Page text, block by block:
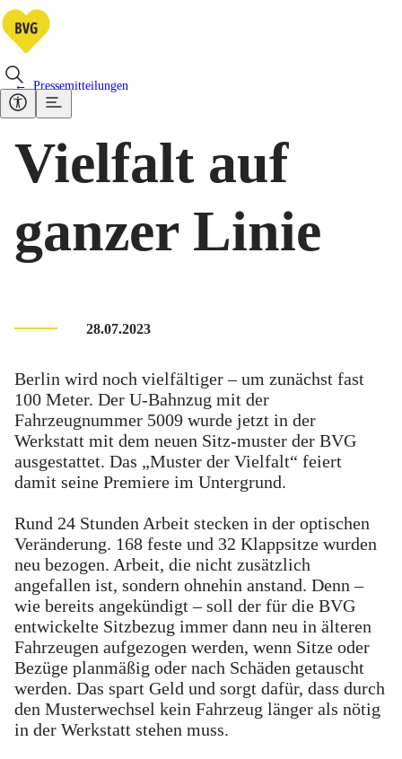
Pressemitteilungen
Vielfalt auf
ganzer Linie
28.07.2023
Berlin wird noch vielfältiger – um zunächst fast
100 Meter. Der U-Bahnzug mit der
Fahrzeugnummer 5009 wurde jetzt in der
Werkstatt mit dem neuen Sitz-muster der BVG
ausgestattet. Das „Muster der Vielfalt“ feiert
damit seine Premiere im Untergrund.
Rund 24 Stunden Arbeit stecken in der optischen
Veränderung. 168 feste und 32 Klappsitze wurden
neu bezogen. Arbeit, die nicht zusätzlich
angefallen ist, sondern ohnehin anstand. Denn –
wie bereits angekündigt – soll der für die BVG
entwickelte Sitzbezug immer dann neu in älteren
Fahrzeugen aufgezogen werden, wenn Sitze oder
Bezüge planmäßig oder nach Schäden getauscht
werden. Das spart Geld und sorgt dafür, dass durch
den Musterwechsel kein Fahrzeug länger als nötig
in der Werkstatt stehen muss.